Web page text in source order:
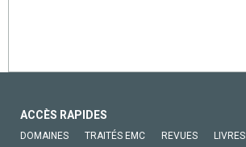
ACCÈS RAPIDES
DOMAINES TRAITÉS EMC REVUES LIVRES